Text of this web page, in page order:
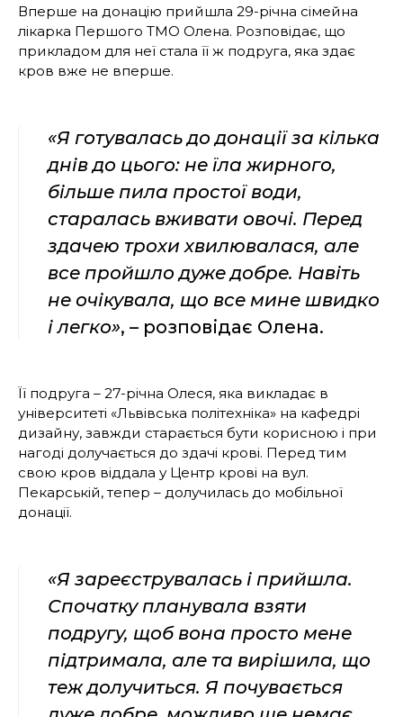
Вперше на донацію прийшла 29-річна сімейна
лікарка Першого ТМО Олена. Розповідає, що
прикладом для неї стала її ж подруга, яка здає
кров вже не вперше.
«Я готувалась до донації за кілька
днів до цього: не їла жирного,
більше пила простої води,
старалась вживати овочі. Перед
здачею трохи хвилювалася, але
все пройшло дуже добре. Навіть
не очікувала, що все мине швидко
і легко», – розповідає Олена.
Її подруга – 27-річна Олеся, яка викладає в
університеті «Львівська політехніка» на кафедрі
дизайну, завжди старається бути корисною і при
нагоді долучається до здачі крові. Перед тим
свою кров віддала у Центр крові на вул.
Пекарській, тепер – долучилась до мобільної
донації.
«Я зареєструвалась і прийшла.
Спочатку планувала взяти
подругу, щоб вона просто мене
підтримала, але та вирішила, що
теж долучиться. Я почувається